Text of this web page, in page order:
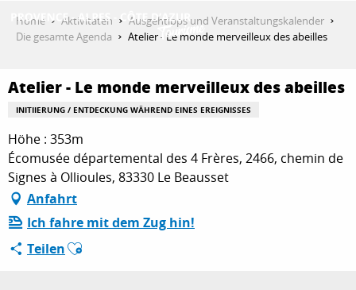
contenu
AKTIVITÄTEN
AUFENTHALT
ESPACE PRO
Home Aktivitäten
Ausgehtipps und Veranstaltungskalender
Die gesamte Agenda
Atelier - Le monde merveilleux des abeilles
Atelier - Le monde merveilleux des abeilles
INITIIERUNG / ENTDECKUNG WÄHREND EINES EREIGNISSES
Höhe : 353m
Écomusée départemental des 4 Frères, 2466, chemin de
Signes à Ollioules, 83330 Le Beausset
Anfahrt
Ich fahre mit dem Zug hin!
TeilenAjouter aux favoris